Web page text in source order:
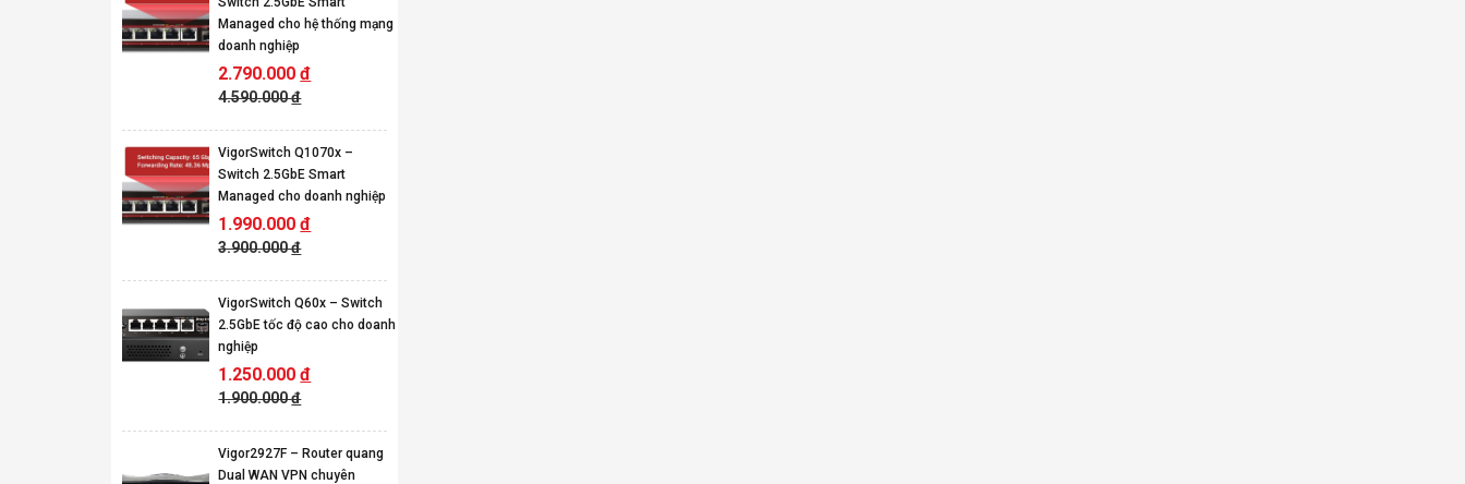
Managed cho hệ thống mạng
doanh nghiệp
2.790.000đ
4.590.000đ
VigorSwitch Q1070x –
Switch 2.5GbE Smart
Managed cho doanh nghiệp
1.990.000đ
3.900.000đ
VigorSwitch Q60x – Switch
2.5GbE tốc độ cao cho doanh
nghiệp
1.250.000đ
1.900.000đ
Vigor2927F – Router quang
Dual WAN VPN chuyên